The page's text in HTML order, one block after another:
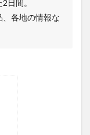
日間。
、各地の情報な